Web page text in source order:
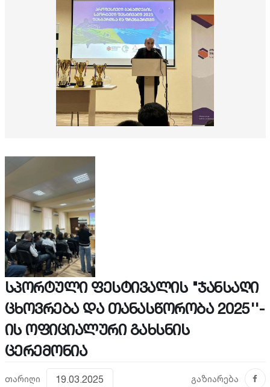
სპორტული ფესტივალის "ჯანსაღი
ცხოვრება და თანასწორობა 2025''-
ის ოფიციალური გახსნის
ცერემონია
თარიღი 19.03.2025 გაზიარება